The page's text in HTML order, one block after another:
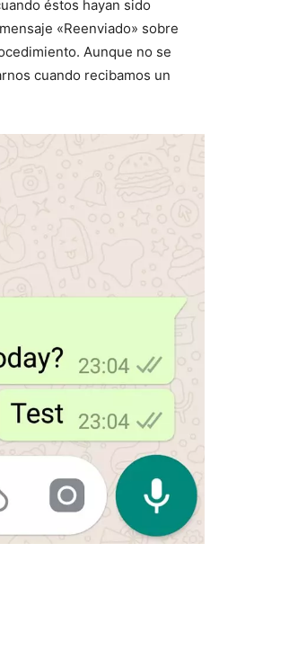
éstos hayan sido
«Reenviado» sobre
Aunque no se
cuando recibamos un